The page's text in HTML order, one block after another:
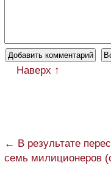
Наверх ↑
← В результате
семь милиционеров